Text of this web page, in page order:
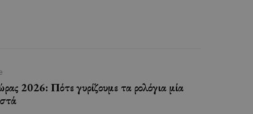
2026: Πότε γυρίζουμε τα ρολόγια μία